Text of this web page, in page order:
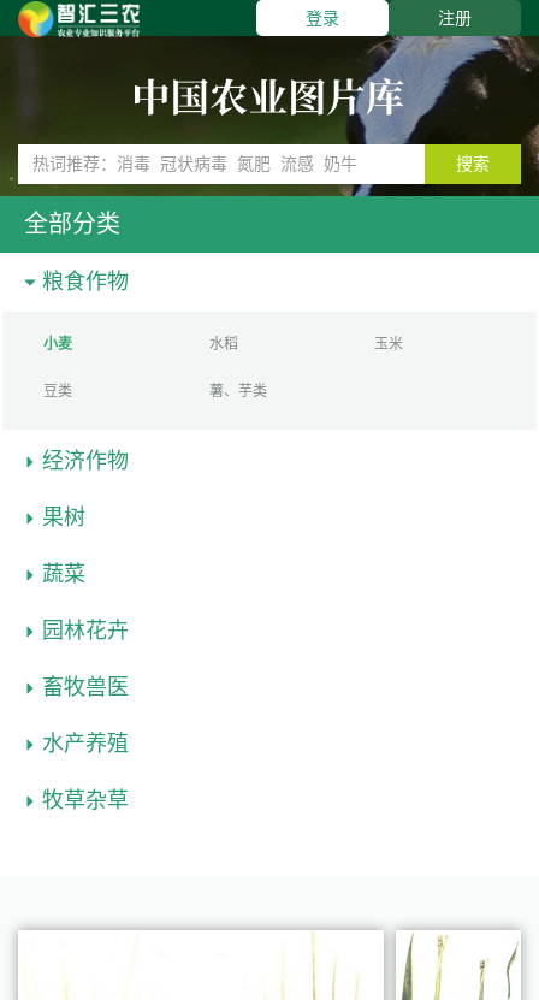
登录 注册
搜索
全部分类
粮食作物
小麦 水稻 玉米
豆类 薯、芋类
经济作物
果树
蔬菜
园林花卉
畜牧兽医
水产养殖
牧草杂草